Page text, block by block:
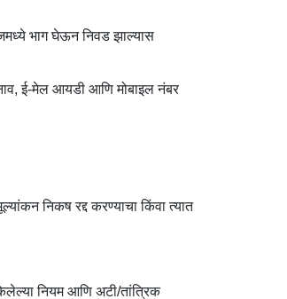
भाग घेऊन निवड झाल्यास
ई-मेल आयडी आणि मोबाइल नंबर
निकष रद्द करण्याचा किंवा त्यात
नियम आणि अटी/तांत्रिक